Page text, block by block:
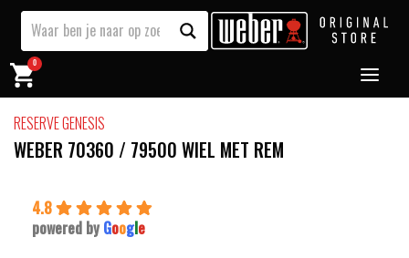
0
RESERVE GENESIS
WEBER 70360 / 79500 WIEL MET REM
4.8
powered by Google